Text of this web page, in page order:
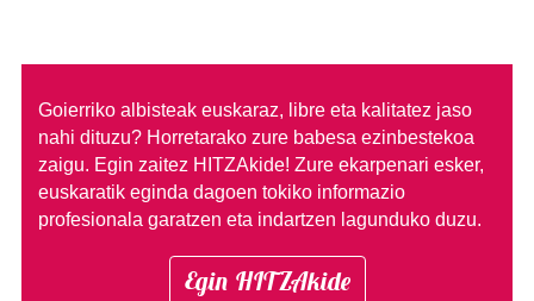
Goierriko albisteak euskaraz, libre eta kalitatez jaso
nahi dituzu? Horretarako zure babesa ezinbestekoa
zaigu. Egin zaitez HITZAkide! Zure ekarpenari esker,
euskaratik eginda dagoen tokiko informazio
profesionala garatzen eta indartzen lagunduko duzu.
Egin HITZAkide